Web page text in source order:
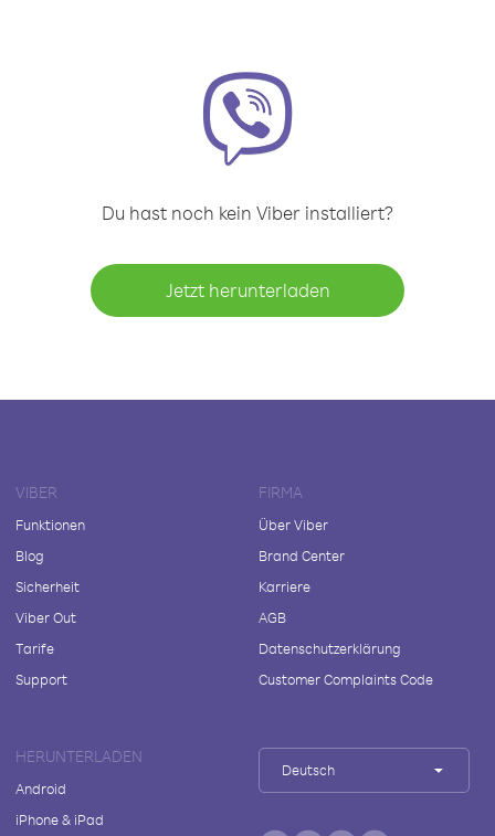
Du hast noch kein Viber installiert?
Jetzt herunterladen
VIBER
Funktionen
Blog
Sicherheit
Viber Out
Tarife
Support
FIRMA
Über Viber
Brand Center
Karriere
AGB
Datenschutzerklärung
Customer Complaints Code
HERUNTERLADEN
Android
iPhone & iPad
Deutsch